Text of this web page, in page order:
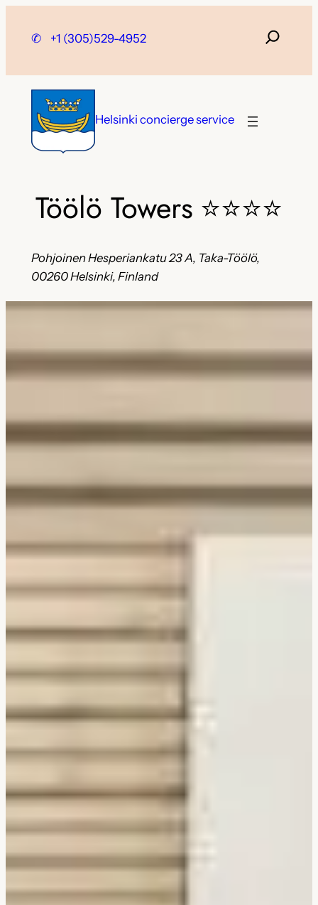
✆ +1 (305)529-4952
Helsinki concierge service
Töölö Towers ⭐⭐⭐⭐
Pohjoinen Hesperiankatu 23 A, Taka-Töölö,
00260 Helsinki, Finland